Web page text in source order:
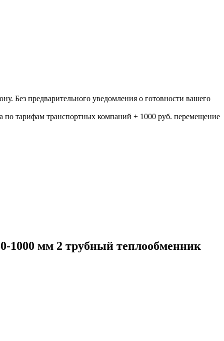
Без предварительного уведомления о готовности вашего
тарифам транспортных компаний + 1000 руб. перемещение
1000 мм 2 трубный теплообменник